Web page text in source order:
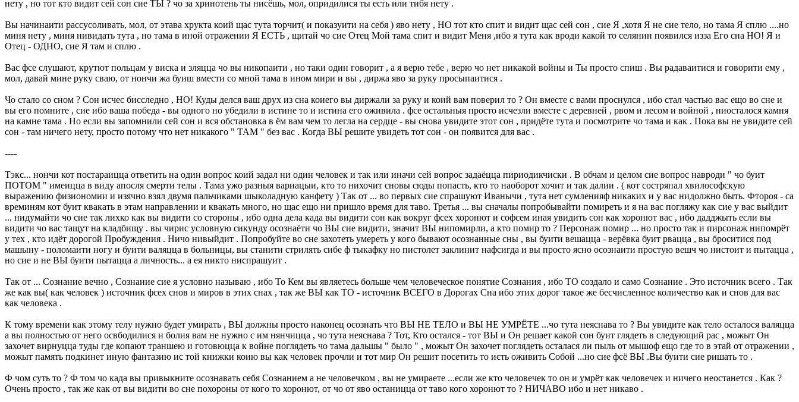
нету , но тот кто видит сей сон сие ТЫ ? чо за хринотень ты нисёшь, мол, опридилися ты есть или тибя нету .
Вы начинаити рассусоливать, мол, от этава хрукта коий щас тута торчит( и показуити на себя ) яво нету , НО тот кто спит и видит щас сей сон , сие Я ,хотя Я не сие тело, но тама Я сплю ....но
миня нету , миня нивидать тута , но тама в иной отражении Я ЕСТЬ , щитай чо сие Отец Мой тама спит и видит Меня ,ибо я тута как вроди какой то селянин появился изза Его сна НО! Я и
Отец - ОДНО, сие Я там и сплю .
Вас фсе слушают, крутют польцам у виска и зляцца чо вы никопаити , но таки один говорит , а я верю тебе , верю чо нет никакой войны и Ты просто спиш . Вы радаваитися и говорити ему ,
мол, давай мине руку сваю, от нончи жа буиш вмести со мной тама в ином мири и вы , диржа яво за руку просыпаитися .
Чо стало со сном ? Сон исчес бисследно , НО! Куды делся ваш друх из сна коиего вы диржали за руку и коий вам поверил то ? Он вместе с вами проснулся , ибо стал частью вас ещо во сне и
вы его помните , сие ибо ваша победа - вы одного но убедили в истине то и истина его оживила . фсе остальныя просто исчезли вместе с деревней , рвом и лесом и войной , ниосталося камня
на камне тама . Но если вы запомнили сей сон и вся обстановка в ём вам чем то легла на сердце - вы снова увидите этот сон , придёте тута и посмотрите чо тама и как . Пока вы не увидите сей
сон - там ничего нету, просто потому что нет никакого " ТАМ " без вас . Когда ВЫ решите увидеть тот сон - он появится для вас .
----
Тэкс... нончи кот постараицца ответить на один вопрос коий задал ни один человек и так или иначи сей вопрос задаёцца пириодикчиски . В обчам и целом сие вопрос навроди " чо буит
ПОТОМ " имеицца в виду апосля смерти телы . Тама ужо разныя вариацыи, кто то нихочит сновы сюды попасть, кто то наоборот хочит и так далии . ( кот состряпал хвилософскую
выражению физиономии и изячно взял двумя пальчиками шыколадную канфету ) Так от ... во первых сие спрашуют Иванычи , тута нет сумленияф никаких и у вас нидолжно быть. Фтороя - са
времиням кот буит квакать в этам направлении и квакать много, но щас ещо ни пришло время для таво. Третья ... вы сначалы попробывайти помиреть и я на вас погляжу как сие у вас выйдит
... нидумайти чо сие так лихко как вы видити со стороны , ибо одна дела када вы видити сон как вокруг фсех хоронют и софсем иная увидить сон как хоронют вас , ибо дадджыть если вы
видити чо вас тащут на кладбищу . вы чирис условную сикунду осознаёти чо ВЫ сие видити, значит ВЫ нипомирли, а кто помир то ? Персонаж помир ... но просто так и пирсонаж нипомрёт
у тех , кто идёт дорогой Пробуждения . Ничо нивыйдит . Попробуйте во сне захотеть умереть у кого бывают осознанные сны , вы буити вешацца - верёвка буит рвацца , вы броситися под
машыну - поломаити ногу и буити валяцца в больницы, вы станити стрилять сибе ф тыкафку но пистолет заклинит нафсигда и вы просто ясно осознаити простую вешч чо нистоит и пытацца ,
но сие и не ВЫ буити пытацца а личность... а ея никто ниспрашуит .
Так от ... Сознание вечно , Сознание сие я условно называю , ибо То Кем вы являетесь больше чем человеческое понятие Сознания , ибо ТО создало и само Сознание . Это источник всего . Так
же как вы( как человек ) источник фсех снов и миров в этих снах , так же ВЫ как ТО - источник ВСЕГО в Дорогах Сна ибо этих дорог такое же бесчисленное количество как и снов для вас
как человека .
К тому времени как этому телу нужно будет умирать , ВЫ должны просто наконец осознать что ВЫ НЕ ТЕЛО и ВЫ НЕ УМРЁТЕ ...чо тута неяснава то ? Вы увидите как тело осталося валяцца
а вы полностью от него освбодилися и болия вам не нужно с им нянчицца , чо тута неяснава ? Тот, Кто остался - тот ВЫ и Он решает какой сон буит глядеть в следующий рас , можыт Он
захочет вирнуцца туды где копают траншею и готовюцца к войне поглядеть чо тама дальшы " было " , можыт Он захочет поглядеть осталася ли пыль от мышоф ещо где то в этай от отражении ,
можыт память подкинет иную фантазию ис той книжки коию вы как человек прочли и тот мир Он решит посетить то исть оживить Собой ...но сие фсё ВЫ .Вы буити сие ришать то .
Ф чом суть то ? Ф том чо када вы привыкните осознавать себя Сознанием а не человечком , вы не умираете ...если же кто человечек то он и умрёт как человечек и ничего неостанется . Как ?
Очень просто , так же как от вы видити во сне похороны от кого то хоронют, от чо от яво останицца от таво кого хоронют то ? НИЧАВО ибо и нет никаво .